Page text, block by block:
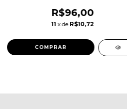
R$96,00
11 x de R$10,72